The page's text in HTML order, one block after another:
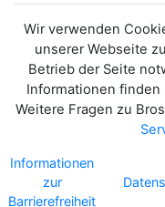
Wir verwenden
unserer Webseite
Betrieb der Seite
Informationen
Weitere Fragen zu
Informationen
zur
Barrierefreiheit